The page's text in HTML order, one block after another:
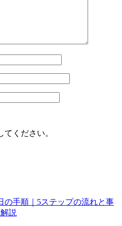
てください。
の手順｜5ステップの流れと事
説